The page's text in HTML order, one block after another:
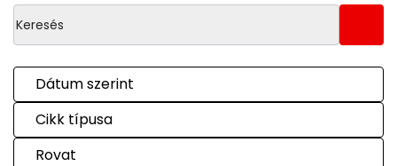
Dátum szerint
Cikk típusa
Rovat